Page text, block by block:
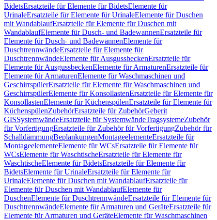
BidetsErsatzteile für Elemente für BidetsElemente für
UrinaleErsatzteile für Elemente für UrinaleElemente für Duschen
mit WandablaufErsatzteile für Elemente für Duschen mit
WandablaufElemente für Dusch- und BadewannenErsatzteile für
Elemente für Dusch- und BadewannenElemente für
DuschtrennwändeErsatzteile für Elemente für
DuschtrennwändeElemente für AusgussbeckenErsatzteile für
Elemente für AusgussbeckenElemente für ArmaturenErsatzteile für
Elemente für ArmaturenElemente für Waschmaschinen und
GeschirrspülerErsatzteile für Elemente für Waschmaschinen und
GeschirrspülerElemente für KonsollastenErsatzteile für Elemente für
KonsollastenElemente für KüchenspülenErsatzteile für Elemente für
KüchenspülenZubehörErsatzteile für ZubehörGeberit
GISSystemwändeErsatzteile für SystemwändeTragsystemeZubehör
für VorfertigungErsatzteile für Zubehör für VorfertigungZubehör für
SchalldämmungBeplankungenMontageelementeErsatzteile für
MontageelementeElemente für WCsErsatzteile für Elemente für
WCsElemente für WaschtischeErsatzteile für Elemente für
WaschtischeElemente für BidetsErsatzteile für Elemente für
BidetsElemente für UrinaleErsatzteile für Elemente für
UrinaleElemente für Duschen mit WandablaufErsatzteile für
Elemente für Duschen mit WandablaufElemente für
DuschenElemente für DuschtrennwändeErsatzteile für Elemente für
DuschtrennwändeElemente für Armaturen und GeräteErsatzteile für
Elemente für Armaturen und GeräteElemente für Waschmaschinen